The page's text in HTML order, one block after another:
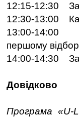
12:15-12:30
12:30-13:00
13:00-14:00
першому
14:00-14:30
Довідково
Програма «U-